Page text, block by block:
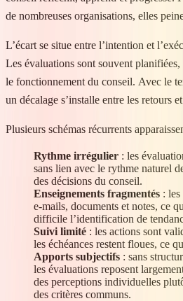
de nombreuses organisations, elles
L’écart se situe entre l’intention et
Les évaluations sont souvent
le fonctionnement du conseil. Avec le
un décalage s’installe entre les retours
Plusieurs schémas récurrents
Rythme irrégulier : les
sans lien avec le rythme naturel
des décisions du conseil.
Enseignements fragmentés : les
e-mails, documents et notes, ce
difficile l’identification de
Suivi limité : les actions sont
les échéances restent floues, ce
Apports subjectifs : sans
les évaluations reposent
des perceptions individuelles
des critères communs.